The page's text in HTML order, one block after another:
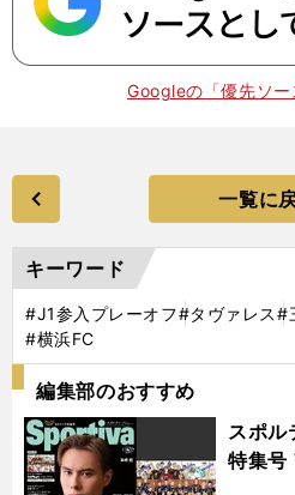
Googleの「優先ソー
一覧に
キーワード
#J1参入プレーオフ#タヴァレス#
#横浜FC
編集部のおすすめ
スポ
特集